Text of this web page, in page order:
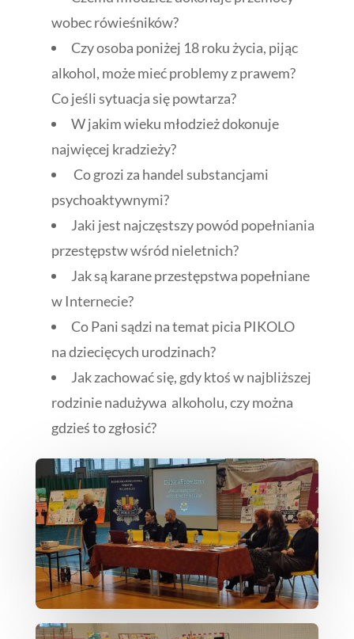
wobec rówieśników?
Czy osoba poniżej 18 roku życia, pijąc
alkohol, może mieć problemy z prawem?
Co jeśli sytuacja się powtarza?
W jakim wieku młodzież dokonuje
najwięcej kradzieży?
Co grozi za handel substancjami
psychoaktywnymi?
Jaki jest najczęstszy powód popełniania
przestępstw wśród nieletnich?
Jak są karane przestępstwa popełniane
w Internecie?
Co Pani sądzi na temat picia PIKOLO
na dziecięcych urodzinach?
Jak zachować się, gdy ktoś w najbliższej
rodzinie nadużywa alkoholu, czy można
gdzieś to zgłosić?